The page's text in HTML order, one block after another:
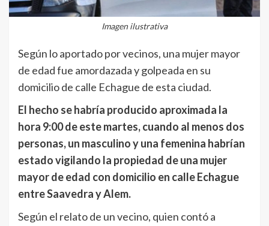
Imagen ilustrativa
Según lo aportado por vecinos, una mujer mayor
de edad fue amordazada y golpeada en su
domicilio de calle Echague de esta ciudad.
El hecho se habría producido aproximada la
hora 9:00 de este martes, cuando al menos dos
personas, un masculino y una femenina habrían
estado vigilando la propiedad de una mujer
mayor de edad con domicilio en calle Echague
entre Saavedra y Alem.
Según el relato de un vecino, quien contó a